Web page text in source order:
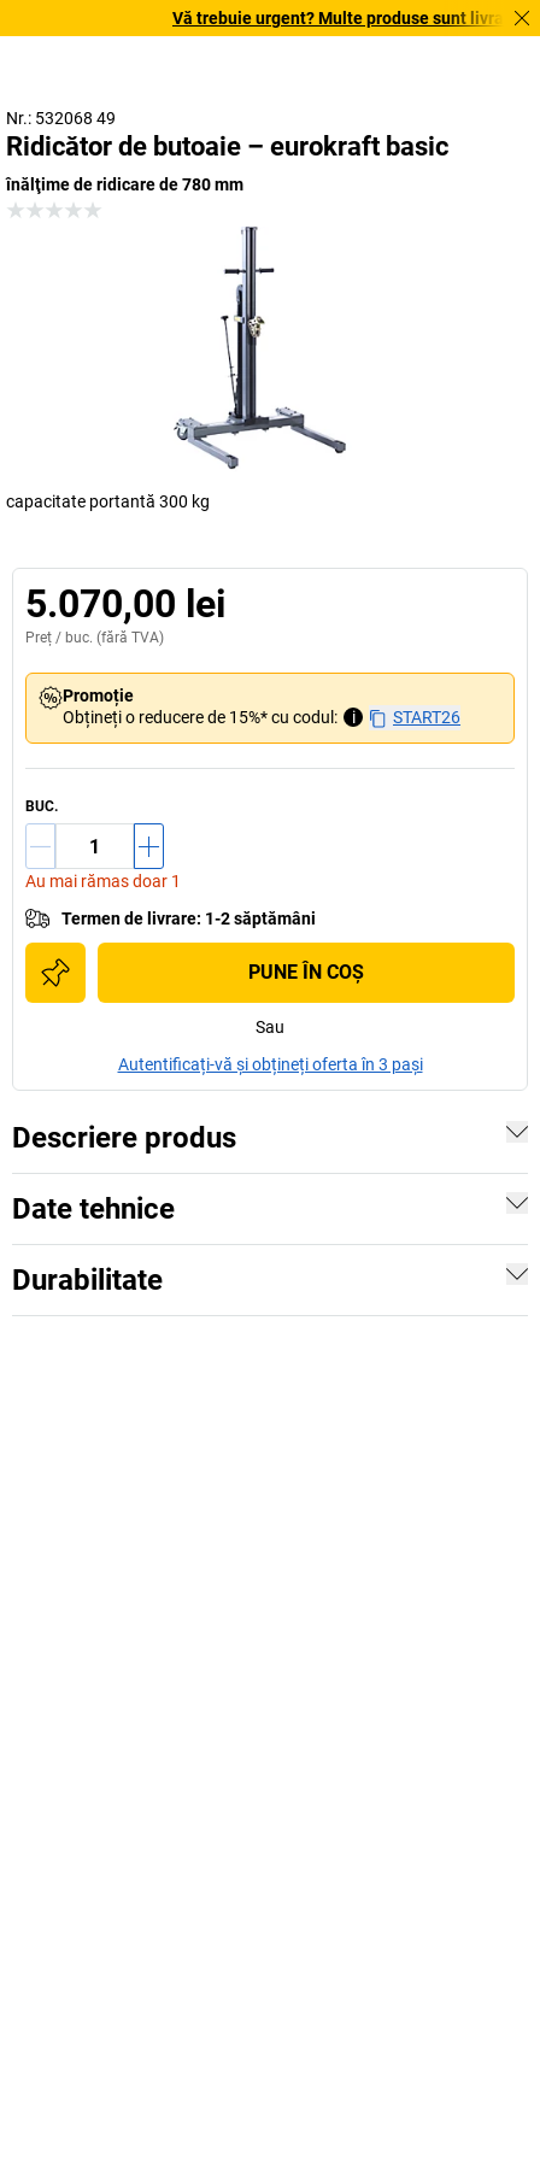
Vă trebuie urgent? Multe produse sunt livrate în
Nr.: 532068 49
Ridicător de butoaie – eurokraft basic
înălţime de ridicare de 780 mm
capacitate portantă 300 kg
5.070,00 lei
Preț / buc. (fără TVA)
Promoție
Obțineți o reducere de 15%* cu codul:
i START26
BUC.
Au mai rămas doar 1
Termen de livrare: 1-2 săptămâni
PUNE ÎN COŞ
Sau
Autentificați-vă și obțineți oferta în 3 pași
Descriere produs
Date tehnice
Durabilitate